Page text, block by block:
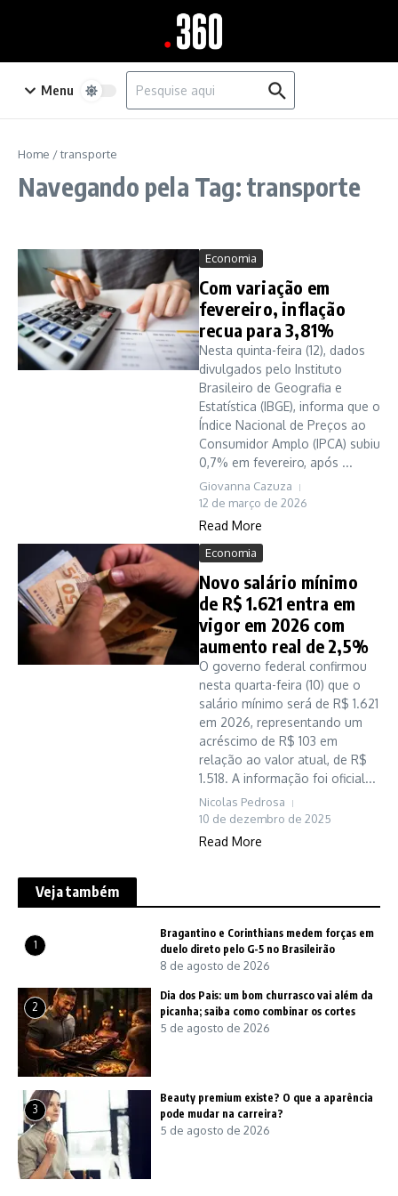
Menu
Procurar por:
Home /transporte
Navegando pela Tag: transporte
Economia
Com variação em
fevereiro, inflação
recua para 3,81%
Nesta quinta-feira (12), dados
divulgados pelo Instituto
Brasileiro de Geografia e
Estatística (IBGE), informa que o
Índice Nacional de Preços ao
Consumidor Amplo (IPCA) subiu
0,7% em fevereiro, após ...
Giovanna Cazuza
12 de março de 2026
Read More
Economia
Novo salário mínimo
de R$ 1.621 entra em
vigor em 2026 com
aumento real de 2,5%
O governo federal confirmou
nesta quarta-feira (10) que o
salário mínimo será de R$ 1.621
em 2026, representando um
acréscimo de R$ 103 em
relação ao valor atual, de R$
1.518. A informação foi oficial...
Nicolas Pedrosa
10 de dezembro de 2025
Read More
Veja também
1
Bragantino e Corinthians medem forças em
duelo direto pelo G-5 no Brasileirão
8 de agosto de 2026
2
Dia dos Pais: um bom churrasco vai além da
picanha; saiba como combinar os cortes
5 de agosto de 2026
3
Beauty premium existe? O que a aparência
pode mudar na carreira?
5 de agosto de 2026